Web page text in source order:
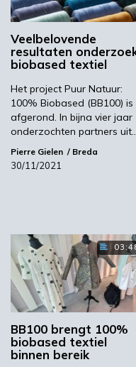
maken. Doen we
een aantal
doen met de
zijn.”
Het volledige
is te lezen op de
University &
100%
Morgen (24 maart
TextielMuseum
plaats van Puur
(BB100). In dit
naar het volledig
agenda voor meer
Veelbelovende
resultaten
biobased textiel
Het project Puur Natuur:
100% Biobased (BB100) is
afgerond. In bijna vier jaar
onderzochten partners
Pierre Gielen Breda
30/11/2021
BB100 brengt 100%
biobased textiel
binnen bereik